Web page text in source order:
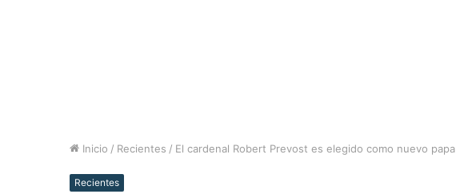
Inicio / Recientes / El cardenal Robert Prevost es elegido como nuevo papa
Recientes